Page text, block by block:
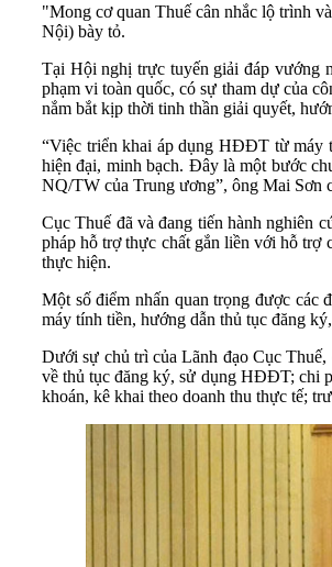
"Mong cơ quan Thuế cân nhắc lộ trình
Nội) bày tỏ.
Tại Hội nghị trực tuyến giải đáp vướng
phạm vi toàn quốc, có sự tham dự của
nắm bắt kịp thời tinh thần giải quyết,
“Việc triển khai áp dụng HĐĐT từ máy
hiện đại, minh bạch. Đây là một bước
NQ/TW của Trung ương”, ông Mai Sơn
Cục Thuế đã và đang tiến hành nghiên
pháp hỗ trợ thực chất gắn liền với hỗ trợ
thực hiện.
Một số điểm nhấn quan trọng được
máy tính tiền, hướng dẫn thủ tục đăng
Dưới sự chủ trì của Lãnh đạo Cục
về thủ tục đăng ký, sử dụng HĐĐT; chi
khoán, kê khai theo doanh thu thực tế;